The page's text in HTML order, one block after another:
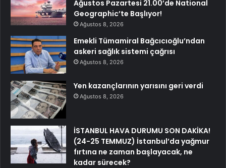
Ağustos Pazartesi 21.00’de National
Geographic’te Başlıyor!
Ağustos 8, 2026
Emekli Tümamiral Bağcıcıoğlu’ndan
askeri sağlık sistemi çağrısı
Ağustos 8, 2026
Yen kazançlarının yarısını geri verdi
Ağustos 8, 2026
İSTANBUL HAVA DURUMU SON DAKİKA!
(24-25 TEMMUZ) İstanbul’da yağmur
fırtına ne zaman başlayacak, ne
kadar sürecek?